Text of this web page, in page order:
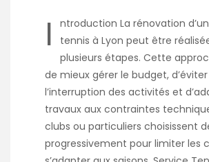
I
ntroduction La rénovation
tennis à Lyon peut être
plusieurs étapes. Cette
de mieux gérer le budget, d’éviter
l’interruption des activités et
travaux aux contraintes
clubs ou particuliers choisissent
progressivement pour limiter les